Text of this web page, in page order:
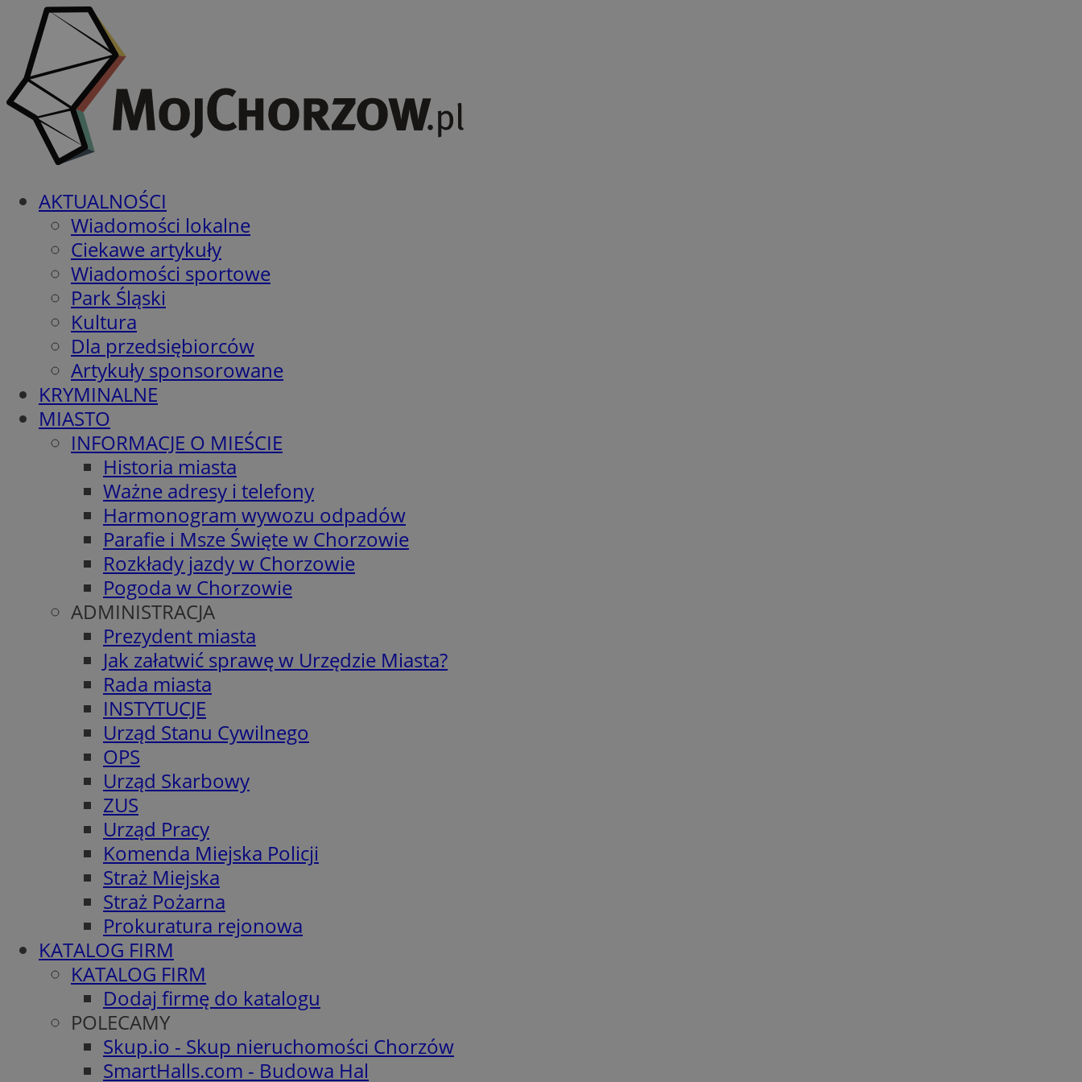
AKTUALNOŚCI
Wiadomości lokalne
Ciekawe artykuły
Wiadomości sportowe
Park Śląski
Kultura
Dla przedsiębiorców
Artykuły sponsorowane
KRYMINALNE
MIASTO
INFORMACJE O MIEŚCIE
Historia miasta
Ważne adresy i telefony
Harmonogram wywozu odpadów
Parafie i Msze Święte w Chorzowie
Rozkłady jazdy w Chorzowie
Pogoda w Chorzowie
ADMINISTRACJA
Prezydent miasta
Jak załatwić sprawę w Urzędzie Miasta?
Rada miasta
INSTYTUCJE
Urząd Stanu Cywilnego
OPS
Urząd Skarbowy
ZUS
Urząd Pracy
Komenda Miejska Policji
Straż Miejska
Straż Pożarna
Prokuratura rejonowa
KATALOG FIRM
KATALOG FIRM
Dodaj firmę do katalogu
POLECAMY
Skup.io - Skup nieruchomości Chorzów
SmartHalls.com - Budowa Hal